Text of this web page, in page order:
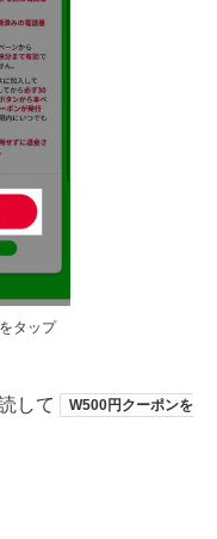
をタップ
して W500円クーポンを